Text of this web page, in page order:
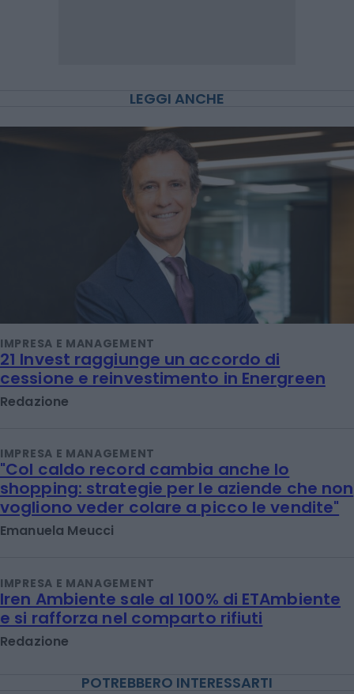
LEGGI ANCHE
IMPRESA E MANAGEMENT
21 Invest raggiunge un accordo di
cessione e reinvestimento in Energreen
Redazione
IMPRESA E MANAGEMENT
"Col caldo record cambia anche lo
shopping: strategie per le aziende che non
vogliono veder colare a picco le vendite"
Emanuela Meucci
IMPRESA E MANAGEMENT
Iren Ambiente sale al 100% di ETAmbiente
e si rafforza nel comparto rifiuti
Redazione
POTREBBERO INTERESSARTI